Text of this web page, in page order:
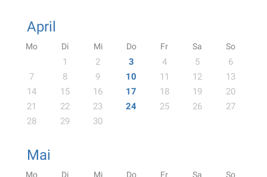
April
Mo Di Mi Do Fr Sa So
1 2 3 4 5
6
7
8 9 10 11 12
13
14
15 16 17 18 19
20
21
22 23 24 25 26
27
28
29 30
Mai
Mo Di Mi Do Fr Sa So